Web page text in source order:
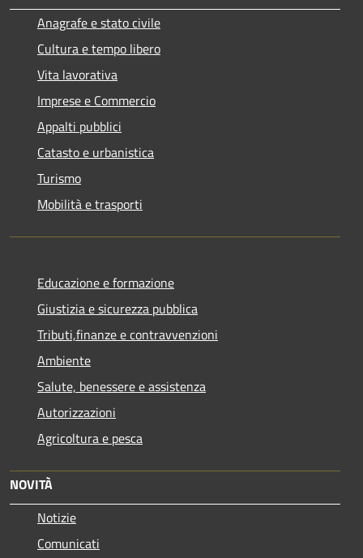
Anagrafe e stato civile
Cultura e tempo libero
Vita lavorativa
Imprese e Commercio
Appalti pubblici
Catasto e urbanistica
Turismo
Mobilità e trasporti
Educazione e formazione
Giustizia e sicurezza pubblica
Tributi,finanze e contravvenzioni
Ambiente
Salute, benessere e assistenza
Autorizzazioni
Agricoltura e pesca
NOVITÀ
Notizie
Comunicati